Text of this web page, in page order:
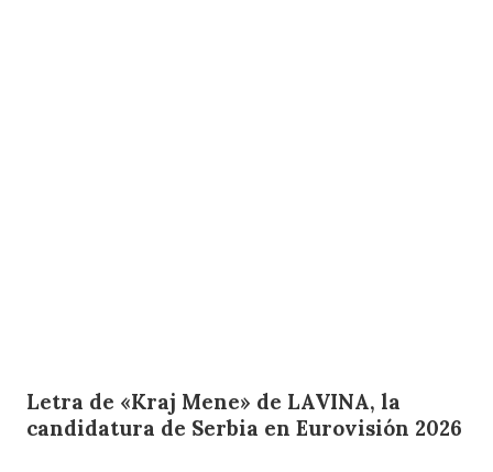
Letra de «Kraj Mene» de LAVINA, la
candidatura de Serbia en Eurovisión 2026